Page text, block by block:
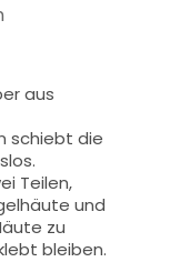
aus
schiebt die
.
Teilen,
eund
zu
bleiben.